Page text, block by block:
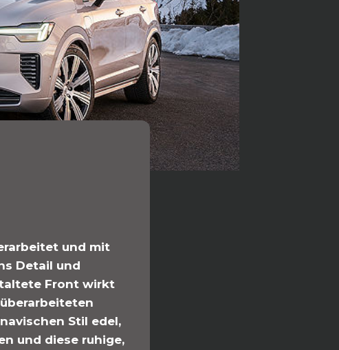
und mit
Detail und
Front wirkt
Stil edel,
und diese ruhige,